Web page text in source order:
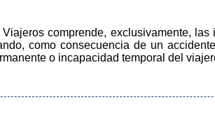
comprende, exclusivamente,
como consecuencia de un
o incapacidad temporal del